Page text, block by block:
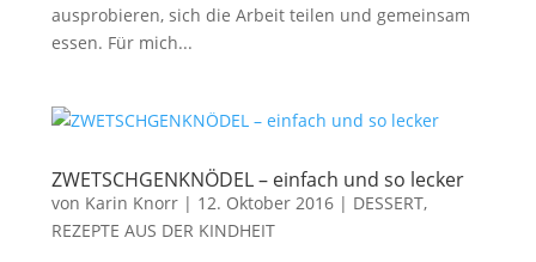
ausprobieren, sich die Arbeit teilen und gemeinsam
essen. Für mich...
ZWETSCHGENKNÖDEL – einfach und so lecker
von Karin Knorr| 12. Oktober 2016| DESSERT,
REZEPTE AUS DER KINDHEIT